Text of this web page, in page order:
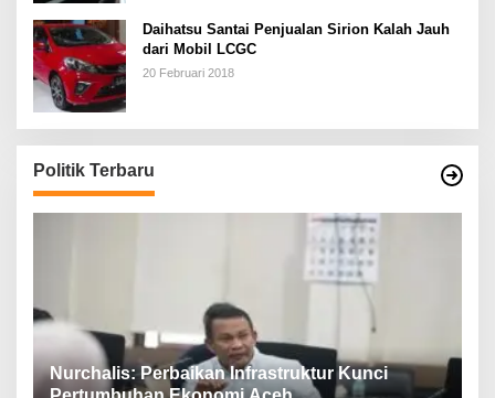
Daihatsu Santai Penjualan Sirion Kalah Jauh
dari Mobil LCGC
20 Februari 2018
Politik Terbaru
Nurchalis: Perbaikan Infrastruktur Kunci